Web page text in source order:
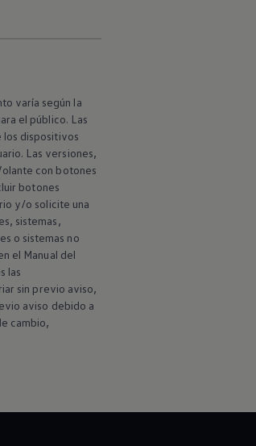
varía según la
el público. Las
dispositivos
Las versiones,
con botones
botones
y/o solicite una
sistemas,
o sistemas no
el Manual del
las
sin previo aviso,
aviso debido a
cambio,